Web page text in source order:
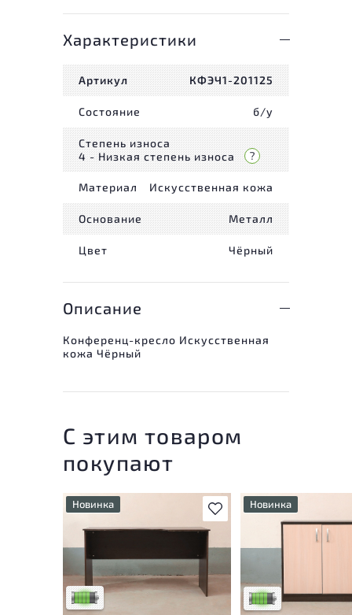
Характеристики
Артикул КФЭЧ1-201125
Состояние б/у
Степень износа
4 - Низкая степень износа
Материал Искусственная кожа
Основание Металл
Цвет Чёрный
Описание
Конференц-кресло Искусственная
кожа Чёрный
С этим товаром
покупают
В избранное
Новинка
У товара присутствуют
незначительные следы
эксплуатации, не влияющие
на удобство его
использования
Низкая степень износа
Новинка
У товара
незначительные
эксплуатации, не
на удобство его
Низкая степень